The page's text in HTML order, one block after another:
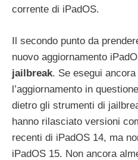
corrente di iPadOS.
Il secondo punto da
nuovo aggiornamento
jailbreak. Se esegui
l’aggiornamento in
dietro gli strumenti di
hanno rilasciato versioni
recenti di iPadOS 14, ma
iPadOS 15. Non ancora